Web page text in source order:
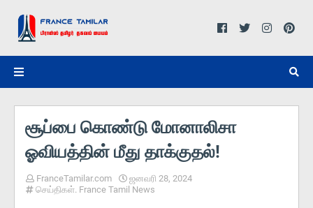
சூப்பை கொண்டு மோனாலிசா
ஓவியத்தின் மீது தாக்குதல்!
FranceTamilar.com
ஜனவரி 28, 2024
செய்திகள். France Tamil News